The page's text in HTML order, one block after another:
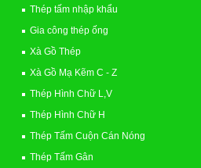
Thép tấm nhập khẩu
Gia công thép ống
Xà Gồ Thép
Xà Gồ Mạ Kẽm C - Z
Thép Hình Chữ L,V
Thép Hình Chữ H
Thép Tấm Cuộn Cán Nóng
Thép Tấm Gân